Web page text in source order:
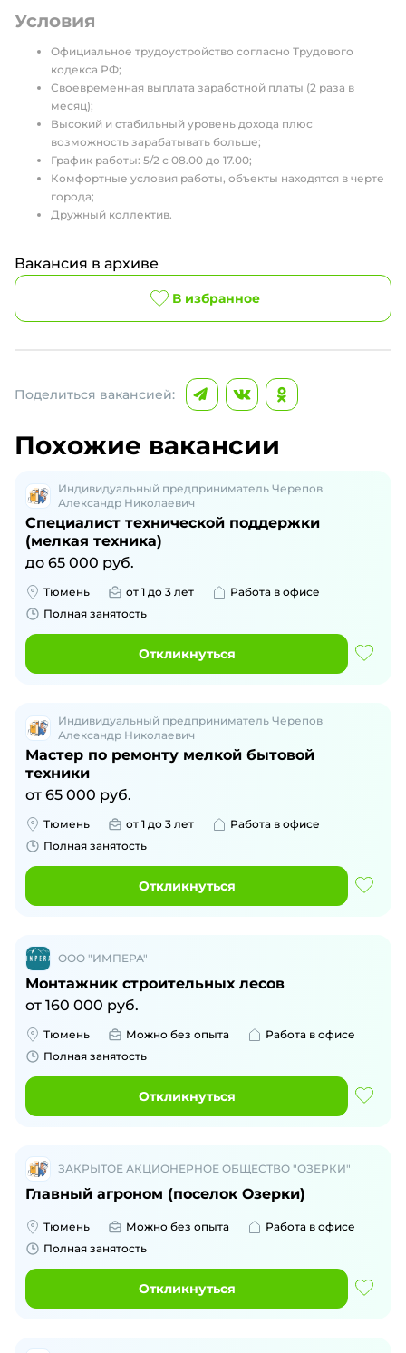
Условия
Официальное трудоустройство согласно Трудового
кодекса РФ;
Своевременная выплата заработной платы (2 раза в
месяц);
Высокий и стабильный уровень дохода плюс
возможность зарабатывать больше;
График работы: 5/2 с 08.00 до 17.00;
Комфортные условия работы, объекты находятся в черте
города;
Дружный коллектив.
Вакансия в архиве
В избранное
Поделиться вакансией:
Похожие вакансии
Индивидуальный предприниматель Черепов
Александр Николаевич
Специалист технической поддержки
(мелкая техника)
до 65 000 руб.
Тюмень от 1 до 3 лет
Работа в офисе
Полная занятость
Откликнуться
Индивидуальный предприниматель Черепов
Александр Николаевич
Мастер по ремонту мелкой бытовой
техники
от 65 000 руб.
Тюмень от 1 до 3 лет
Работа в офисе
Полная занятость
Откликнуться
ООО "ИМПЕРА"
Монтажник строительных лесов
от 160 000 руб.
Тюмень Можно без опыта
Работа в офисе
Полная занятость
Откликнуться
ЗАКРЫТОЕ АКЦИОНЕРНОЕ ОБЩЕСТВО "ОЗЕРКИ"
Главный агроном (поселок Озерки)
Тюмень Можно без опыта
Работа в офисе
Полная занятость
Откликнуться